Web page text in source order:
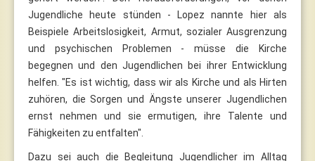
Jugendliche heute stünden - Lopez nannte hier als
Beispiele Arbeitslosigkeit, Armut, sozialer Ausgrenzung
und psychischen Problemen - müsse die Kirche
begegnen und den Jugendlichen bei ihrer Entwicklung
helfen. "Es ist wichtig, dass wir als Kirche und als Hirten
zuhören, die Sorgen und Ängste unserer Jugendlichen
ernst nehmen und sie ermutigen, ihre Talente und
Fähigkeiten zu entfalten".
Dazu sei auch die Begleitung Jugendlicher im Alltag